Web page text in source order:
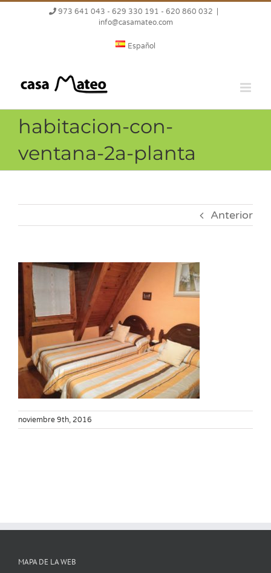
973 641 043 - 629 330 191 - 620 860 032
info@casamateo.com
Español
habitacion-con-
ventana-2a-planta
Anterior
noviembre 9th, 2016
MAPA DE LA WEB